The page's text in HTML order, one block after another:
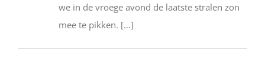
we in de vroege avond de laatste stralen zon
mee te pikken. […]